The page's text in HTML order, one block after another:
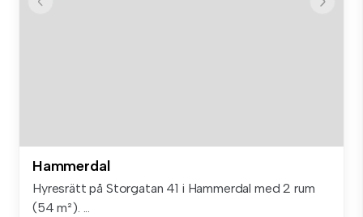
Hammerdal
Hyresrätt på Storgatan 41 i Hammerdal med 2 rum
(54 m²). ...